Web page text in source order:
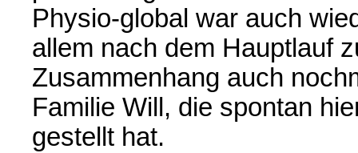
Physio-global war auch
allem nach dem Hauptlauf
Zusammenhang auch
Familie Will, die spontan
gestellt hat.